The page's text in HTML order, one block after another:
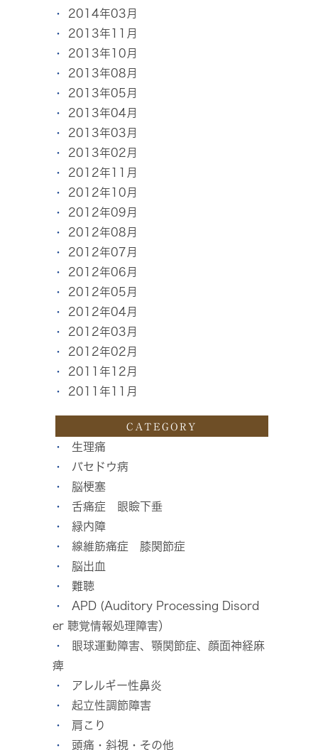
2014年03月
2013年11月
2013年10月
2013年08月
2013年05月
2013年04月
2013年03月
2013年02月
2012年11月
2012年10月
2012年09月
2012年08月
2012年07月
2012年06月
2012年05月
2012年04月
2012年03月
2012年02月
2011年12月
2011年11月
CATEGORY
生理痛
バセドウ病
脳梗塞
舌痛症 眼瞼下垂
緑内障
線維筋痛症 膝関節症
脳出血
難聴
APD (Auditory Processing Disord
er 聴覚情報処理障害）
眼球運動障害、顎関節症、顔面神経麻
痺
アレルギー性鼻炎
起立性調節障害
肩こり
頭痛・斜視・その他